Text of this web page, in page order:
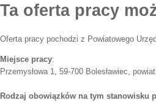
Ta oferta pracy
Oferta pracy pochodzi z Powiatowego
Miejsce pracy:
Przemysłowa 1, 59-700 Bolesławiec,
Rodzaj obowiązków na tym stanowisku